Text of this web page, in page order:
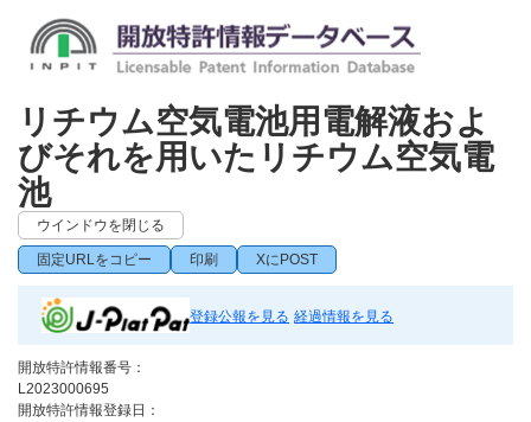
リチウム空気電池用電解液およ
びそれを用いたリチウム空気電
池
ウインドウを閉じる
固定URLをコピー 印刷 XにPOST
登録公報を見る 経過情報を見る
開放特許情報番号：
L2023000695
開放特許情報登録日：